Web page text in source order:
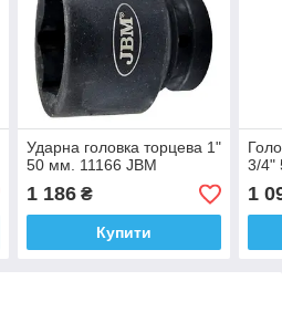
Ударна головка торцева 1"
50 мм. 11166 JBM
1 186₴
Купити
3/4"
1